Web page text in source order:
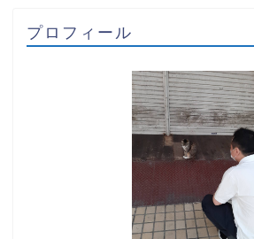
プロフィール